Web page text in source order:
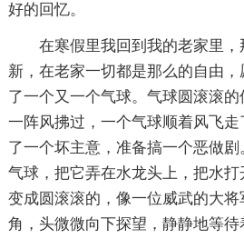
好的回忆。
在寒假里我回到我的老家里
新，在老家一切都是那么的自由
了一个又一个气球。气球圆滚滚的
一阵风拂过，一个气球顺着风飞
了一个坏主意，准备搞一个恶做
气球，把它弄在水龙头上，把水
变成圆滚滚的，像一位威武的大
角，头微微向下探望，静静地等待